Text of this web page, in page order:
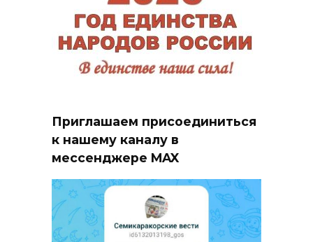
Приглашаем присоединиться
к нашему каналу в
мессенджере MAX